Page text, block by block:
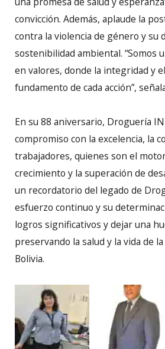
convicción. Además, aplaude la
contra la violencia de género y su
sostenibilidad ambiental. “Somos
en valores, donde la integridad y
fundamento de cada acción”,
En su 88 aniversario, Droguería
compromiso con la excelencia, la
trabajadores, quienes son el
crecimiento y la superación de
un recordatorio del legado de
esfuerzo continuo y su
logros significativos y dejar una
preservando la salud y la vida de
Bolivia.